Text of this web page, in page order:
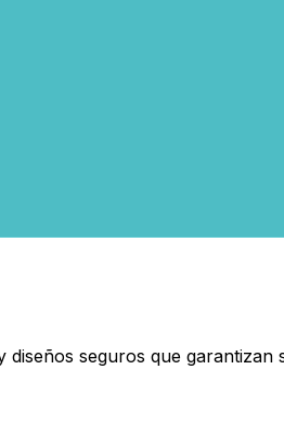
diseños seguros que